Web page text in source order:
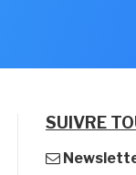
SUIVRE